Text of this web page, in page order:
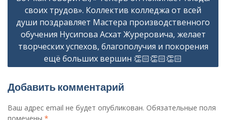
своих трудов». Коллектив колледжа от всей
души поздравляет Мастера производственного
обучения Нусипова Асхат Журеровича, желает
творческих успехов, благополучия и покорения
ещё больших вершин 👏🏻👏🏻👏🏻
Добавить комментарий
Ваш адрес email не будет опубликован. Обязательные поля